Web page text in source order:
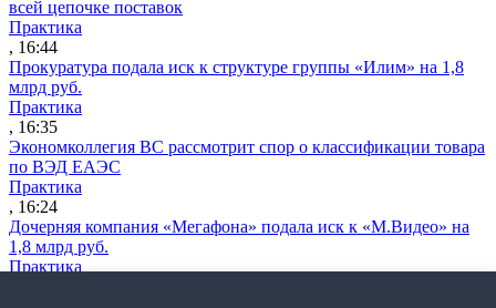
всей цепочке поставок
Практика
, 16:44
Прокуратура подала иск к структуре группы «Илим» на 1,8
млрд руб.
Практика
, 16:35
Экономколлегия ВС рассмотрит спор о классификации товара
по ВЭД ЕАЭС
Практика
, 16:24
Дочерняя компания «Мегафона» подала иск к «М.Видео» на
1,8 млрд руб.
Практика